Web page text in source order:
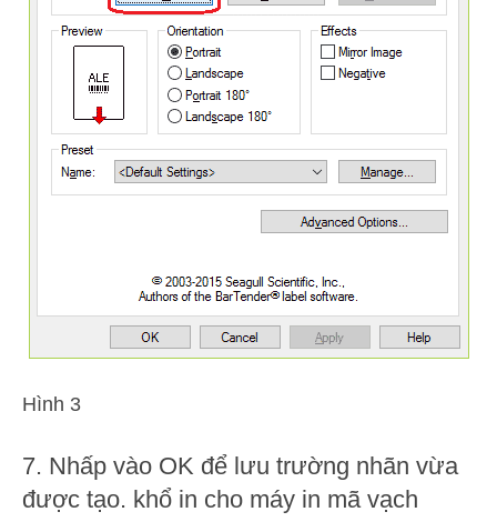
Hình 3
7. Nhấp vào OK để lưu trường nhãn vừa
được tạo. khổ in cho máy in mã vạch